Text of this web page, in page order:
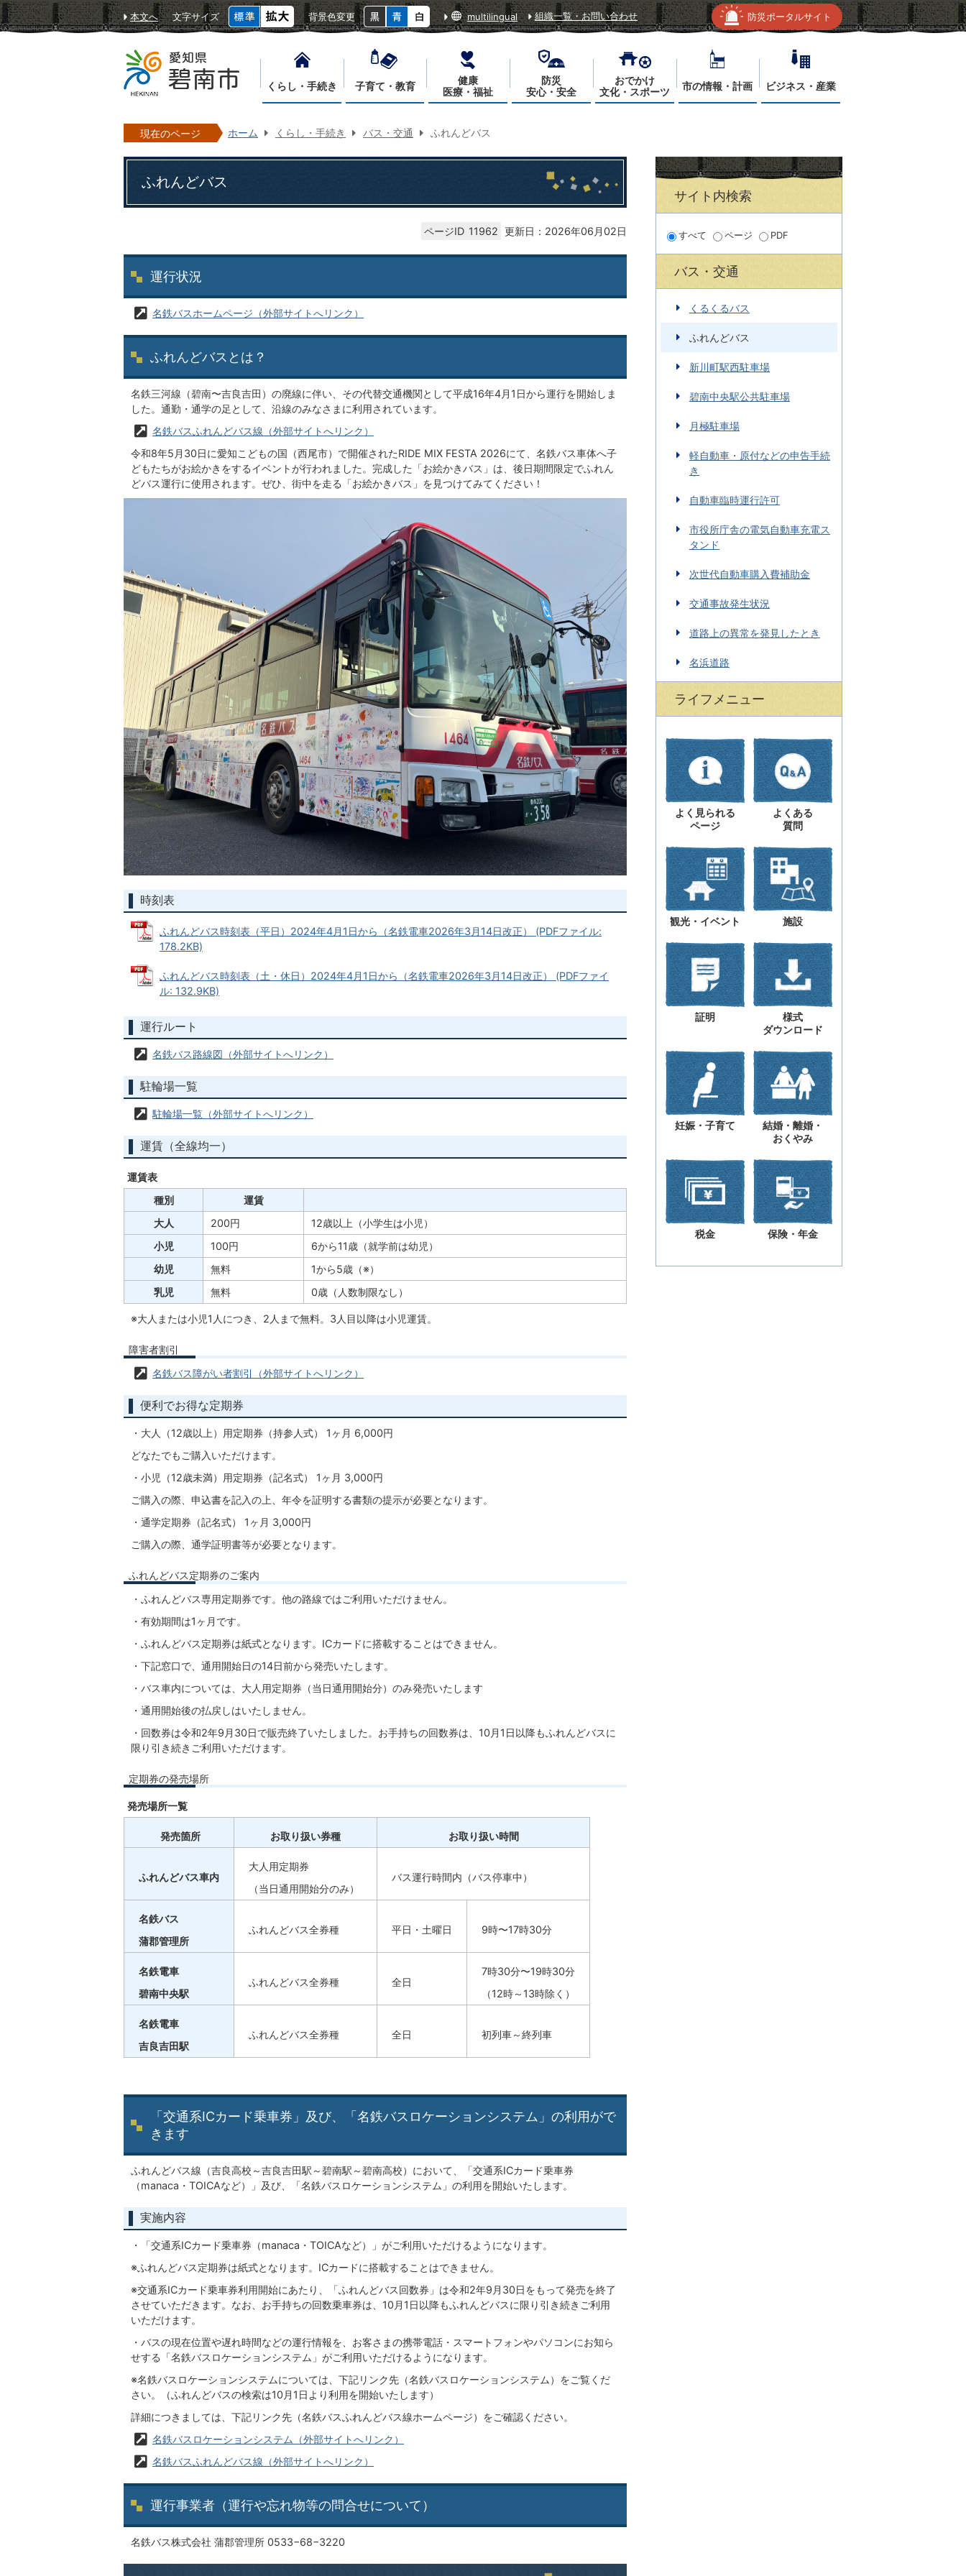
本文へ 文字サイズ 背景色変更 multilingual 組織一覧・お問い合わせ 防災ポータルサイト
くらし・手続き 子育て・教育
健康
医療・福祉
防災
安心・安全
おでかけ
文化・スポーツ
市の情報・計画 ビジネス・産業
現在のページ ホーム くらし・手続き バス・交通 ふれんどバス
ふれんどバス
ページID 11962 更新日：2026年06月02日
運行状況
名鉄バスホームページ（外部サイトへリンク）
ふれんどバスとは？
名鉄三河線（碧南〜吉良吉田）の廃線に伴い、その代替交通機関として平成16年4月1日から運行を開始しま
した。通勤・通学の足として、沿線のみなさまに利用されています。
名鉄バスふれんどバス線（外部サイトへリンク）
令和8年5月30日に愛知こどもの国（西尾市）で開催されたRIDE MIX FESTA 2026にて、名鉄バス車体へ子
どもたちがお絵かきをするイベントが行われました。完成した「お絵かきバス」は、後日期間限定でふれん
どバス運行に使用されます。ぜひ、街中を走る「お絵かきバス」を見つけてみてください！
時刻表
ふれんどバス時刻表（平日）2024年4月1日から（名鉄電車2026年3月14日改正） (PDFファイル:
178.2KB)
ふれんどバス時刻表（土・休日）2024年4月1日から（名鉄電車2026年3月14日改正） (PDFファイ
ル: 132.9KB)
運行ルート
名鉄バス路線図（外部サイトへリンク）
駐輪場一覧
駐輪場一覧（外部サイトへリンク）
運賃（全線均一）
運賃表
種別
運賃
大人
200円
12歳以上（小学生は小児）
小児
100円
6から11歳（就学前は幼児）
幼児
無料
1から5歳（※）
乳児
無料 0歳（人数制限なし）
※大人または小児1人につき、2人まで無料。3人目以降は小児運賃。
障害者割引
名鉄バス障がい者割引（外部サイトへリンク）
便利でお得な定期券
・大人（12歳以上）用定期券（持参人式） 1ヶ月 6,000円
どなたでもご購入いただけます。
・小児（12歳未満）用定期券（記名式） 1ヶ月 3,000円
ご購入の際、申込書を記入の上、年令を証明する書類の提示が必要となります。
・通学定期券（記名式） 1ヶ月 3,000円
ご購入の際、通学証明書等が必要となります。
ふれんどバス定期券のご案内
・ふれんどバス専用定期券です。他の路線ではご利用いただけません。
・有効期間は1ヶ月です。
・ふれんどバス定期券は紙式となります。ICカードに搭載することはできません。
・下記窓口で、通用開始日の14日前から発売いたします。
・バス車内については、大人用定期券（当日通用開始分）のみ発売いたします
・通用開始後の払戻しはいたしません。
・回数券は令和2年9月30日で販売終了いたしました。お手持ちの回数券は、10月1日以降もふれんどバスに
限り引き続きご利用いただけます。
定期券の発売場所
発売場所一覧
発売箇所 お取り扱い券種 お取り扱い時間
ふれんどバス車内
大人用定期券
（当日通用開始分のみ）
バス運行時間内（バス停車中）
名鉄バス
蒲郡管理所
ふれんどバス全券種 平日・土曜日 9時〜17時30分
名鉄電車
碧南中央駅
ふれんどバス全券種 全日
7時30分〜19時30分
（12時～13時除く）
名鉄電車
吉良吉田駅
ふれんどバス全券種 全日 初列車～終列車
「交通系ICカード乗車券」及び、「名鉄バスロケーションシステム」の利用がで
きます
ふれんどバス線（吉良高校～吉良吉田駅～碧南駅～碧南高校）において、「交通系ICカード乗車券
（manaca・TOICAなど）」及び、「名鉄バスロケーションシステム」の利用を開始いたします。
実施内容
・「交通系ICカード乗車券（manaca・TOICAなど）」がご利用いただけるようになります。
※ふれんどバス定期券は紙式となります。ICカードに搭載することはできません。
※交通系ICカード乗車券利用開始にあたり、「ふれんどバス回数券」は令和2年9月30日をもって発売を終了
させていただきます。なお、お手持ちの回数乗車券は、10月1日以降もふれんどバスに限り引き続きご利用
いただけます。
・バスの現在位置や遅れ時間などの運行情報を、お客さまの携帯電話・スマートフォンやパソコンにお知ら
せする「名鉄バスロケーションシステム」がご利用いただけるようになります。
※名鉄バスロケーションシステムについては、下記リンク先（名鉄バスロケーションシステム）をご覧くだ
さい。（ふれんどバスの検索は10月1日より利用を開始いたします）
詳細につきましては、下記リンク先（名鉄バスふれんどバス線ホームページ）をご確認ください。
名鉄バスロケーションシステム（外部サイトへリンク）
名鉄バスふれんどバス線（外部サイトへリンク）
運行事業者（運行や忘れ物等の問合せについて）
名鉄バス株式会社 蒲郡管理所 0533−68−3220
サイト内検索
すべて ページ PDF
バス・交通
くるくるバス
ふれんどバス
新川町駅西駐車場
碧南中央駅公共駐車場
月極駐車場
軽自動車・原付などの申告手続
き
自動車臨時運行許可
市役所庁舎の電気自動車充電ス
タンド
次世代自動車購入費補助金
交通事故発生状況
道路上の異常を発見したとき
名浜道路
ライフメニュー
よく見られる
ページ
よくある
質問
観光・イベント 施設
証明
様式
ダウンロード
妊娠・子育て
結婚・離婚・
おくやみ
税金 保険・年金